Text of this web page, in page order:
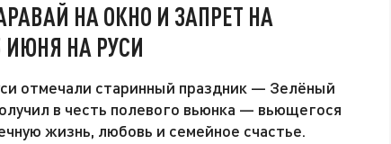
НА ОКНО И ЗАПРЕТ НА
ИЮНЯ НА РУСИ
отмечали старинный праздник — Зелёный
в честь полевого вьюнка — вьющегося
жизнь, любовь и семейное счастье.